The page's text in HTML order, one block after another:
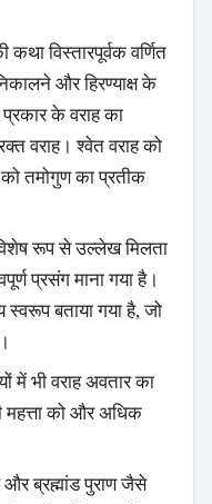
विस्तारपूर्वक वर्णित
और हिरण्याक्ष के
के वराह का
वराह। श्वेत वराह को
तमोगुण का प्रतीक
रूप से उल्लेख मिलता
प्रसंग माना गया है।
स्वरूप बताया गया है, जो
में भी वराह अवतार का
महत्ता को और अधिक
और ब्रह्मांड पुराण जैसे